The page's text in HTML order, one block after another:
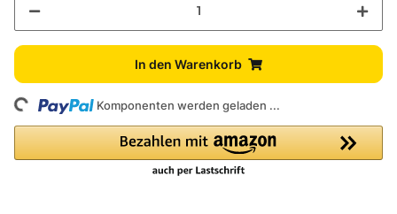
In den Warenkorb
Loading... Komponenten werden geladen ...